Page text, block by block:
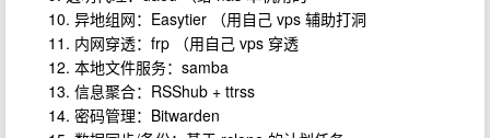
10. 异地组网：Easytier （用自己 vps 辅助打洞
11. 内网穿透：frp （用自己 vps 穿透
12. 本地文件服务：samba
13. 信息聚合：RSShub + ttrss
14. 密码管理：Bitwarden